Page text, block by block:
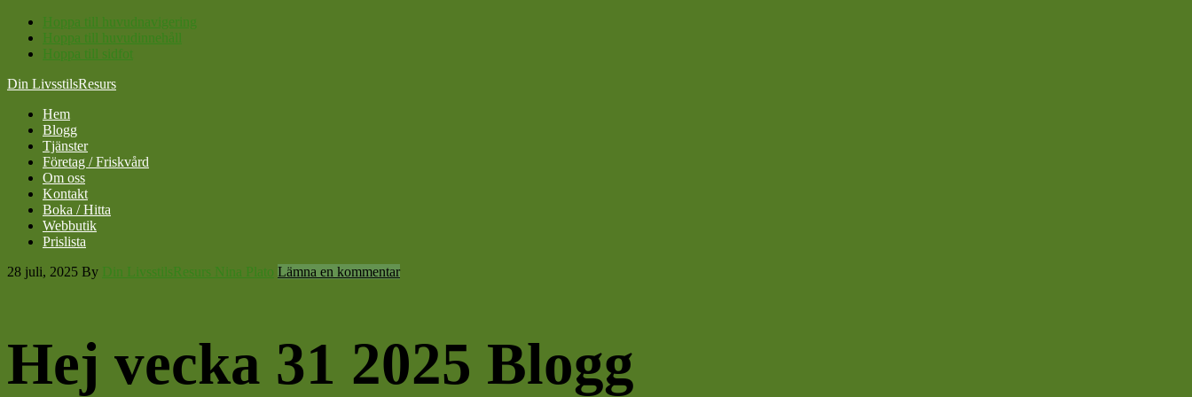
Hoppa till huvudnavigering
Hoppa till huvudinnehåll
Hoppa till sidfot
Din LivsstilsResurs
Hem
Blogg
Tjänster
Företag / Friskvård
Om oss
Kontakt
Boka / Hitta
Webbutik
Prislista
28 juli, 2025 By Din LivsstilsResurs Nina Plato Lämna en kommentar
Hej vecka 31 2025 Blogg